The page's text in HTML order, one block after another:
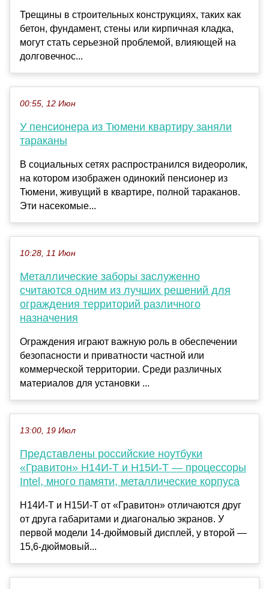
Трещины в строительных конструкциях, таких как
бетон, фундамент, стены или кирпичная кладка,
могут стать серьезной проблемой, влияющей на
долговечнос...
00:55, 12 Июн
У пенсионера из Тюмени квартиру заняли
тараканы
В социальных сетях распространился видеоролик,
на котором изображен одинокий пенсионер из
Тюмени, живущий в квартире, полной тараканов.
Эти насекомые...
10:28, 11 Июн
Металлические заборы заслуженно
считаются одним из лучших решений для
ограждения территорий различного
назначения
Ограждения играют важную роль в обеспечении
безопасности и приватности частной или
коммерческой территории. Среди различных
материалов для установки ...
13:00, 19 Июл
Представлены российские ноутбуки
«Гравитон» Н14И-Т и Н15И-Т — процессоры
Intel, много памяти, металлические корпуса
Н14И-Т и Н15И-Т от «Гравитон» отличаются друг
от друга габаритами и диагональю экранов. У
первой модели 14-дюймовый дисплей, у второй —
15,6-дюймовый...